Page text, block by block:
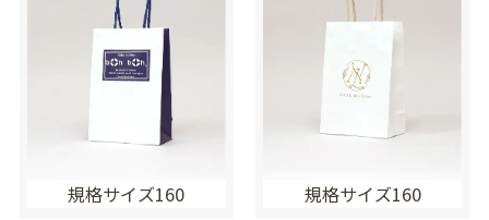
規格サイズ160 規格サイズ160